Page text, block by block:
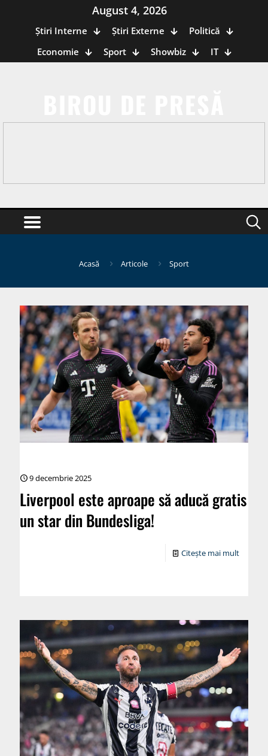
August 4, 2026
Știri Interne Știri Externe
Politică
Economie
Sport Showbiz IT
Acasă Articole Sport
9 decembrie 2025
Liverpool este aproape să aducă gratis
un star din Bundesliga!
Citește mai mult